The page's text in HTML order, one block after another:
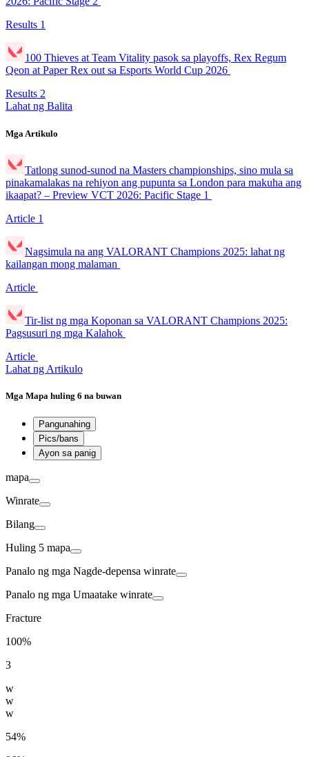
Results 1
100 Thieves at Team Vitality pasok sa playoffs, Rex Regum
Qeon at Paper Rex out sa Esports World Cup 2026
Results 2
Lahat ng Balita
Mga Artikulo
Tatlong sunod-sunod na Masters championships, sino mula sa
pinakamalakas na rehiyon ang pupunta sa London para makuha ang
ikaapat? – Preview VCT 2026: Pacific Stage 1
Article 1
Nagsimula na ang VALORANT Champions 2025: lahat ng
kailangan mong malaman
Article
Tir-list ng mga Koponan sa VALORANT Champions 2025:
Pagsusuri ng mga Kalahok
Article
Lahat ng Artikulo
Mga Mapa huling 6 na buwan
Pangunahing
Pics/bans
Ayon sa panig
mapa
Winrate
Bilang
Huling 5 mapa
Panalo ng mga Nagde-depensa winrate
Panalo ng mga Umaatake winrate
Fracture
100%
3
w
w
w
54%